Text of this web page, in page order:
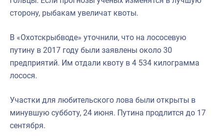
сторону, рыбакам увеличат квоты.
В «Охотскрыбводе» уточнили, что на лососевую
путину в 2017 году были заявлены около 30
предприятий. Им отдали квоту в 4 534 килограмма
лосося.
Участки для любительского лова были открыты в
минувшую субботу, 24 июня. Путина продлится до 17
сентября.